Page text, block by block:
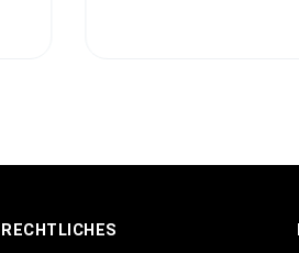
RECHTLICHES